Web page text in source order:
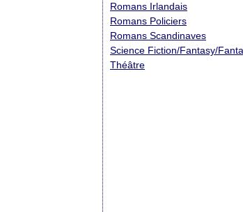
Romans Irlandais
Romans Policiers
Romans Scandinaves
Science Fiction/Fantasy/
Théâtre